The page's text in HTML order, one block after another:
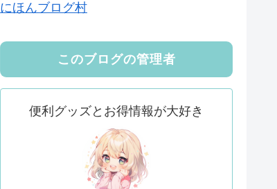
にほんブログ村
このブログの管理者
便利グッズとお得情報が大好き